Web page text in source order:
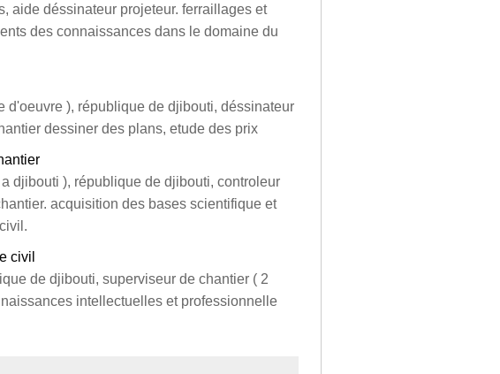
aide déssinateur projeteur. ferraillages et
des connaissances dans le domaine du
d'oeuvre ), république de djibouti, déssinateur
dessiner des plans, etude des prix
djibouti ), république de djibouti, controleur
acquisition des bases scientifique et
civil
de djibouti, superviseur de chantier ( 2
intellectuelles et professionnelle